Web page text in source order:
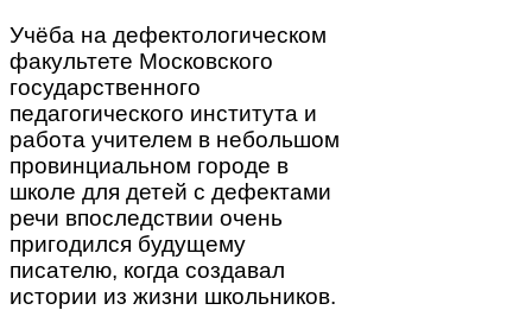
Учёба на дефектологическом
факультете Московского
государственного
педагогического института и
работа учителем в небольшом
провинциальном городе в
школе для детей с дефектами
речи впоследствии очень
пригодился будущему
писателю, когда создавал
истории из жизни школьников.